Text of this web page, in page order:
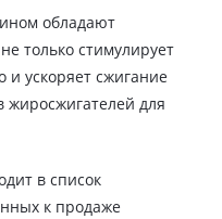
обладают
только стимулирует
и ускоряет сжигание
жиросжигателей для
в список
к продаже